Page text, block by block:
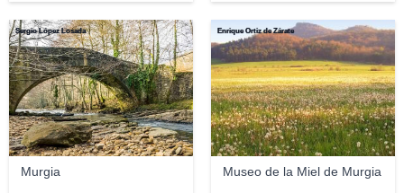
Murgia
Sergio López Losada
Museo de la Miel de Murgia
Enrique Ortiz de Zárate